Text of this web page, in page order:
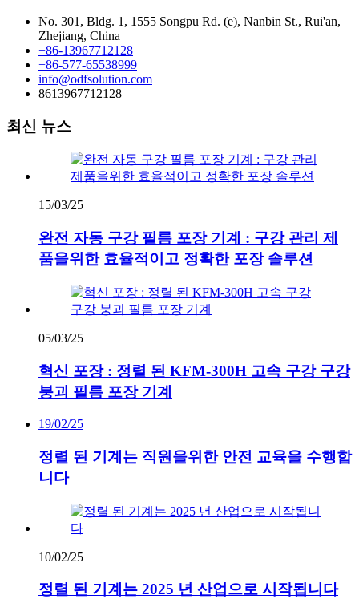
No. 301, Bldg. 1, 1555 Songpu Rd. (e), Nanbin St., Rui'an,
Zhejiang, China
+86-13967712128
+86-577-65538999
info@odfsolution.com
8613967712128
최신 뉴스
15/03/25
완전 자동 구강 필름 포장 기계 : 구강 관리 제
품을위한 효율적이고 정확한 포장 솔루션
05/03/25
혁신 포장 : 정렬 된 KFM-300H 고속 구강 구강
붕괴 필름 포장 기계
19/02/25
정렬 된 기계는 직원을위한 안전 교육을 수행합
니다
10/02/25
정렬 된 기계는 2025 년 산업으로 시작됩니다